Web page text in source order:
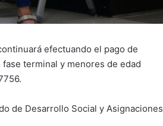
efectuando el pago de
terminal y menores de edad
de Desarrollo Social y Asignaciones